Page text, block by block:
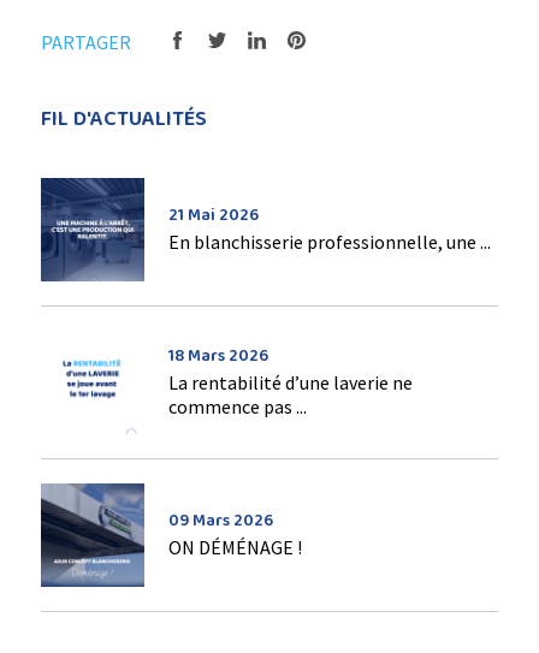
PARTAGER
FIL D'ACTUALITÉS
21 Mai 2026
En blanchisserie professionnelle, une ...
18 Mars 2026
La rentabilité d’une laverie ne
commence pas ...
09 Mars 2026
ON DÉMÉNAGE !